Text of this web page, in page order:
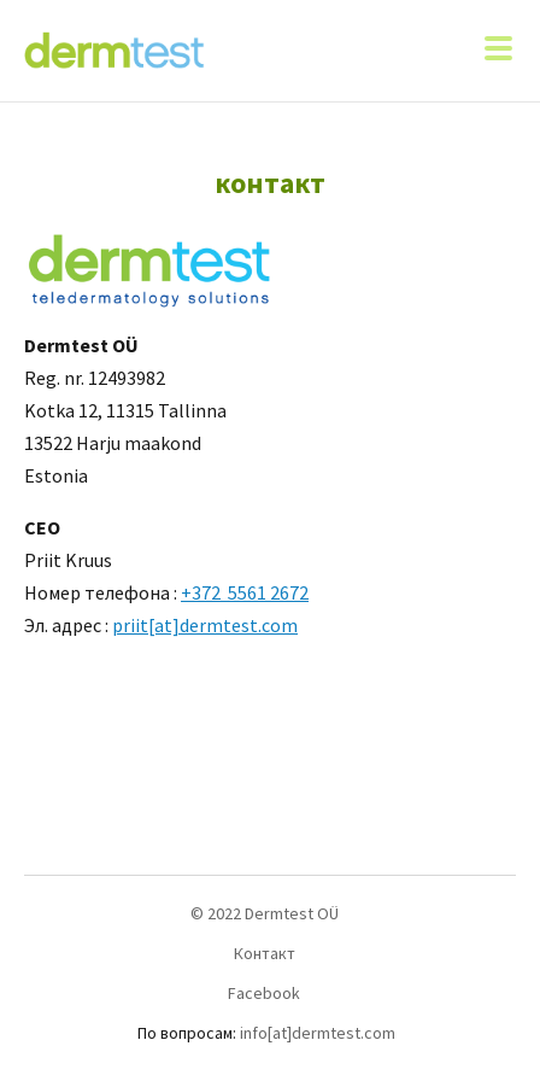
контакт
Dermtest OÜ
Reg. nr. 12493982
Kotka 12, 11315 Tallinna
13522 Harju maakond
Estonia
CEO
Priit Kruus
Номер телефона : +372 5561 2672
Эл. адрес : priit[at]dermtest.com
© 2022 Dermtest OÜ
Контакт
Facebook
По вопросам: info[at]dermtest.com